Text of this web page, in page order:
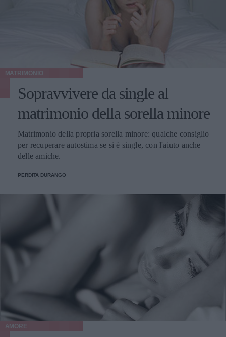
MATRIMONIO
Sopravvivere da single al
matrimonio della sorella minore
Matrimonio della propria sorella minore: qualche consiglio
per recuperare autostima se si è single, con l'aiuto anche
delle amiche.
PERDITA DURANGO
AMORE